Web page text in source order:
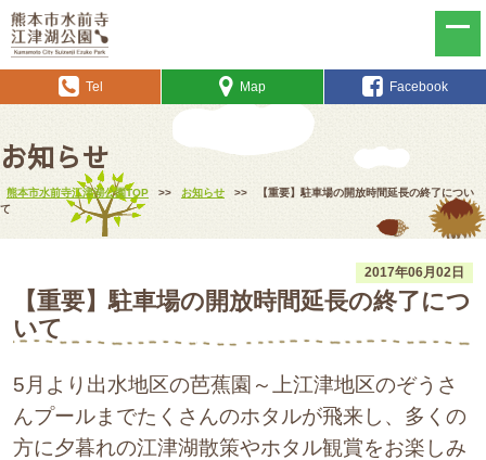
Tel Map Facebook
お知らせ
熊本市水前寺江津湖公園TOP >> お知らせ >>
【重要】駐車場の開放時間延長の終了につい
て
2017年06月02日
【重要】駐車場の開放時間延長の終了につ
いて
5月より出水地区の芭蕉園～上江津地区のぞうさ
んプールまでたくさんのホタルが飛来し、多くの
方に夕暮れの江津湖散策やホタル観賞をお楽しみ